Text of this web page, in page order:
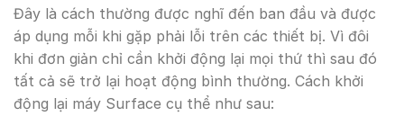
Đây là cách thường được nghĩ đến ban đầu và được
áp dụng mỗi khi gặp phải lỗi trên các thiết bị. Vì đôi
khi đơn giản chỉ cần khởi động lại mọi thứ thì sau đó
tất cả sẽ trở lại hoạt động bình thường. Cách khởi
động lại máy Surface cụ thể như sau: